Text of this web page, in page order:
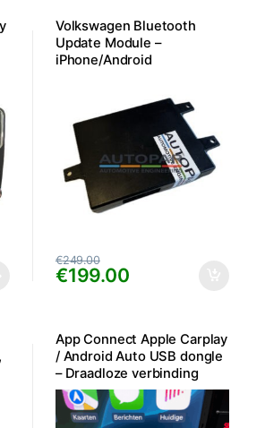
Volkswagen Bluetooth
Update Module –
iPhone/Android
€199.00
€249.00
App Connect Apple Carplay
/ Android Auto USB dongle
– Draadloze verbinding
Bluetooth